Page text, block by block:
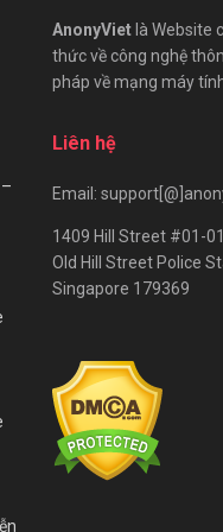
AnonyViet là Website
thức về công nghệ
pháp về mạng máy
Liên hệ
Email:
1409 Hill Street #01-
Old Hill Street Police
Singapore 179369